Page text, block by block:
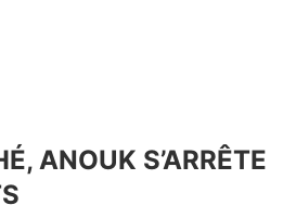
ANOUK S’ARRÊTE